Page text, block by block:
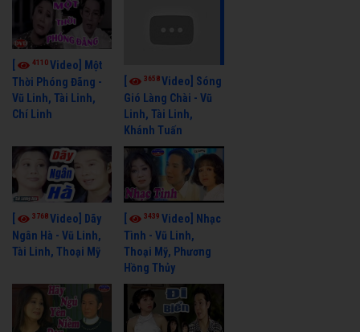
4110Video] Một
Thời Phóng Đãng -
Vũ Linh, Tài Linh,
Chí Linh
3658Video] Sóng
Gió Làng Chài - Vũ
Linh, Tài Linh,
Khánh Tuấn
3768Video] Dãy
Ngân Hà - Vũ Linh,
Tài Linh, Thoại Mỹ
3439Video] Nhạc
Tình - Vũ Linh,
Thoại Mỹ, Phương
Hồng Thủy